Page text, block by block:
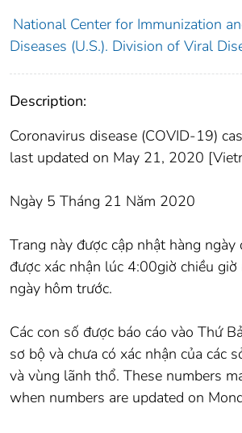
National Center for Immunization
Diseases (U.S.). Division of Viral
Description:
Coronavirus disease (COVID-19)
last updated on May 21, 2020
Ngày 5 Tháng 21 Năm 2020
Trang này được cập nhật hàng
được xác nhận lúc 4:00giờ chiều
ngày hôm trước.
Các con số được báo cáo vào Thứ
sơ bộ và chưa có xác nhận của các
và vùng lãnh thổ. These numbers
when numbers are updated on